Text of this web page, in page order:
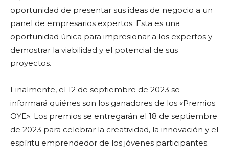
oportunidad de presentar sus ideas de negocio a un
panel de empresarios expertos. Esta es una
oportunidad única para impresionar a los expertos y
demostrar la viabilidad y el potencial de sus
proyectos.
Finalmente, el 12 de septiembre de 2023 se
informará quiénes son los ganadores de los «Premios
OYE». Los premios se entregarán el 18 de septiembre
de 2023 para celebrar la creatividad, la innovación y el
espíritu emprendedor de los jóvenes participantes.